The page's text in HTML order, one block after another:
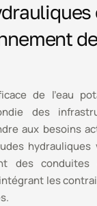
de l’eau
des
aux besoins
des
les